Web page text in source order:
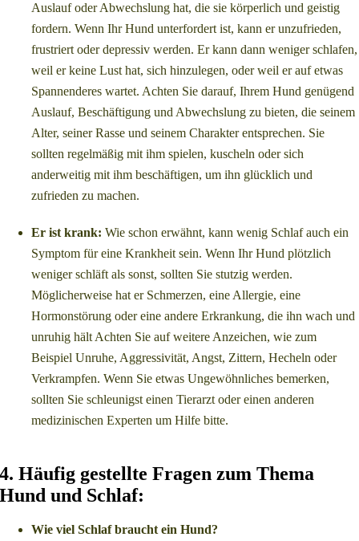
Auslauf oder Abwechslung hat, die sie körperlich und geistig
fordern. Wenn Ihr Hund unterfordert ist, kann er unzufrieden,
frustriert oder depressiv werden. Er kann dann weniger schlafen,
weil er keine Lust hat, sich hinzulegen, oder weil er auf etwas
Spannenderes wartet. Achten Sie darauf, Ihrem Hund genügend
Auslauf, Beschäftigung und Abwechslung zu bieten, die seinem
Alter, seiner Rasse und seinem Charakter entsprechen. Sie
sollten regelmäßig mit ihm spielen, kuscheln oder sich
anderweitig mit ihm beschäftigen, um ihn glücklich und
zufrieden zu machen.
Er ist krank: Wie schon erwähnt, kann wenig Schlaf auch ein
Symptom für eine Krankheit sein. Wenn Ihr Hund plötzlich
weniger schläft als sonst, sollten Sie stutzig werden.
Möglicherweise hat er Schmerzen, eine Allergie, eine
Hormonstörung oder eine andere Erkrankung, die ihn wach und
unruhig hält Achten Sie auf weitere Anzeichen, wie zum
Beispiel Unruhe, Aggressivität, Angst, Zittern, Hecheln oder
Verkrampfen. Wenn Sie etwas Ungewöhnliches bemerken,
sollten Sie schleunigst einen Tierarzt oder einen anderen
medizinischen Experten um Hilfe bitte.
4. Häufig gestellte Fragen zum Thema
Hund und Schlaf:
Wie viel Schlaf braucht ein Hund?